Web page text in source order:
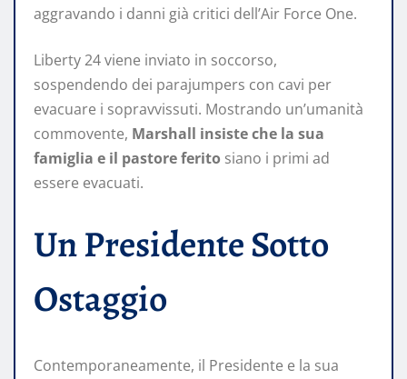
aggravando i danni già critici dell’Air Force One.
Liberty 24 viene inviato in soccorso,
sospendendo dei parajumpers con cavi per
evacuare i sopravvissuti. Mostrando un’umanità
commovente, Marshall insiste che la sua
famiglia e il pastore ferito siano i primi ad
essere evacuati.
Un Presidente Sotto
Ostaggio
Contemporaneamente, il Presidente e la sua